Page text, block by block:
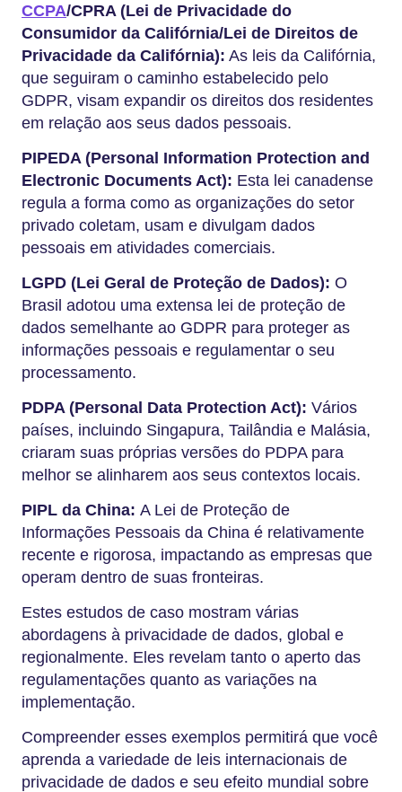
CCPA/CPRA (Lei de Privacidade do
Consumidor da Califórnia/Lei de Direitos de
Privacidade da Califórnia): As leis da Califórnia,
que seguiram o caminho estabelecido pelo
GDPR, visam expandir os direitos dos residentes
em relação aos seus dados pessoais.
PIPEDA (Personal Information Protection and
Electronic Documents Act): Esta lei canadense
regula a forma como as organizações do setor
privado coletam, usam e divulgam dados
pessoais em atividades comerciais.
LGPD (Lei Geral de Proteção de Dados): O
Brasil adotou uma extensa lei de proteção de
dados semelhante ao GDPR para proteger as
informações pessoais e regulamentar o seu
processamento.
PDPA (Personal Data Protection Act): Vários
países, incluindo Singapura, Tailândia e Malásia,
criaram suas próprias versões do PDPA para
melhor se alinharem aos seus contextos locais.
PIPL da China: A Lei de Proteção de
Informações Pessoais da China é relativamente
recente e rigorosa, impactando as empresas que
operam dentro de suas fronteiras.
Estes estudos de caso mostram várias
abordagens à privacidade de dados, global e
regionalmente. Eles revelam tanto o aperto das
regulamentações quanto as variações na
implementação.
Compreender esses exemplos permitirá que você
aprenda a variedade de leis internacionais de
privacidade de dados e seu efeito mundial sobre